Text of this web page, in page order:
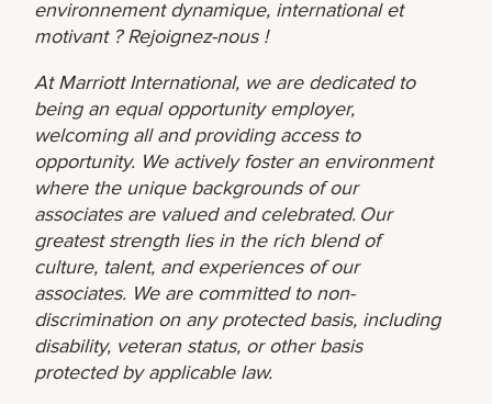
environnement dynamique, international et
motivant ? Rejoignez-nous !
At Marriott International, we are dedicated to
being an equal opportunity employer,
welcoming all and providing access to
opportunity. We actively foster an environment
where the unique backgrounds of our
associates are valued and celebrated. Our
greatest strength lies in the rich blend of
culture, talent, and experiences of our
associates. We are committed to non-
discrimination on any protected basis, including
disability, veteran status, or other basis
protected by applicable law.